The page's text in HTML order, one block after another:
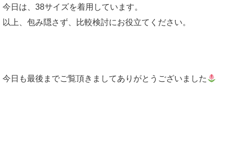
今日は、38サイズを着用しています。
以上、包み隠さず、比較検討にお役立てください。
今日も最後までご覧頂きましてありがとうございました